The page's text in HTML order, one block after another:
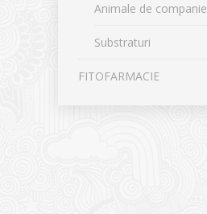
Animale de companie
Substraturi
FITOFARMACIE